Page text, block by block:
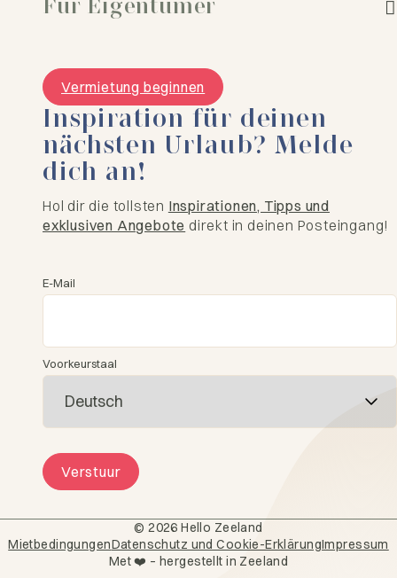
4,5 Sterne basierend auf über 1.200 verifizierten
Für Eigentümer
Vermietung beginnen
Inspiration für deinen
nächsten Urlaub? Melde
dich an!
Hol dir die tollsten Inspirationen, Tipps und
exklusiven Angebote direkt in deinen Posteingang!
E-Mail
Voorkeurstaal
Verstuur
© 2026 Hello Zeeland
MietbedingungenDatenschutz und Cookie-ErklärungImpressum
Met ❤️ – hergestellt in Zeeland